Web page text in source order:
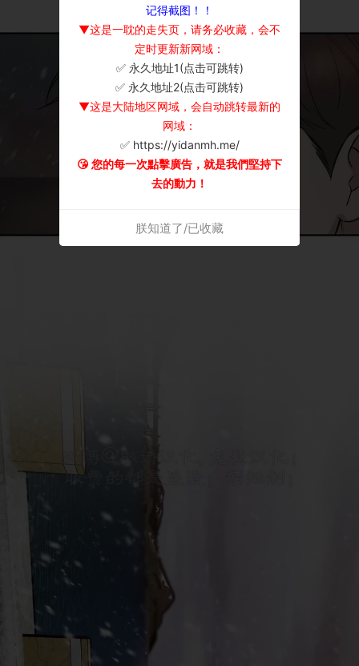
记得截图！！
▼这是一耽的走失页，请务必收藏，会不
定时更新新网域：
✅ 永久地址1(点击可跳转)
✅ 永久地址2(点击可跳转)
▼这是大陆地区网域，会自动跳转最新的
网域：
✅ https://yidanmh.me/
😘 您的每一次點擊廣告，就是我們堅持下
去的動力！
朕知道了/已收藏